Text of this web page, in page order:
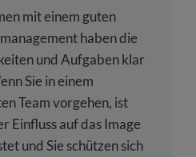
mit einem guten
haben die
und Aufgaben klar
Sie in einem
Team vorgehen, ist
Einfluss auf das Image
und Sie schützen sich